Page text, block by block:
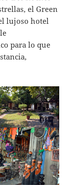
el Green
lujoso hotel
para lo que